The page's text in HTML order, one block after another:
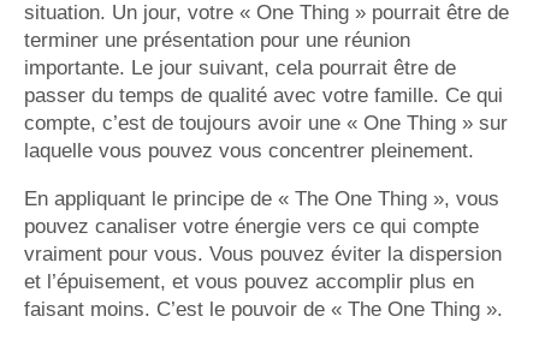
situation. Un jour, votre « One Thing » pourrait être de
terminer une présentation pour une réunion
importante. Le jour suivant, cela pourrait être de
passer du temps de qualité avec votre famille. Ce qui
compte, c’est de toujours avoir une « One Thing » sur
laquelle vous pouvez vous concentrer pleinement.
En appliquant le principe de « The One Thing », vous
pouvez canaliser votre énergie vers ce qui compte
vraiment pour vous. Vous pouvez éviter la dispersion
et l’épuisement, et vous pouvez accomplir plus en
faisant moins. C’est le pouvoir de « The One Thing ».